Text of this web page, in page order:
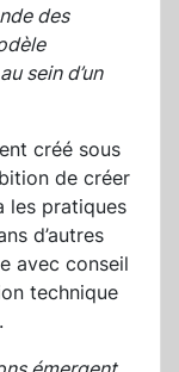
des
sein d’un
créé sous
de créer
les pratiques
d’autres
avec conseil
technique